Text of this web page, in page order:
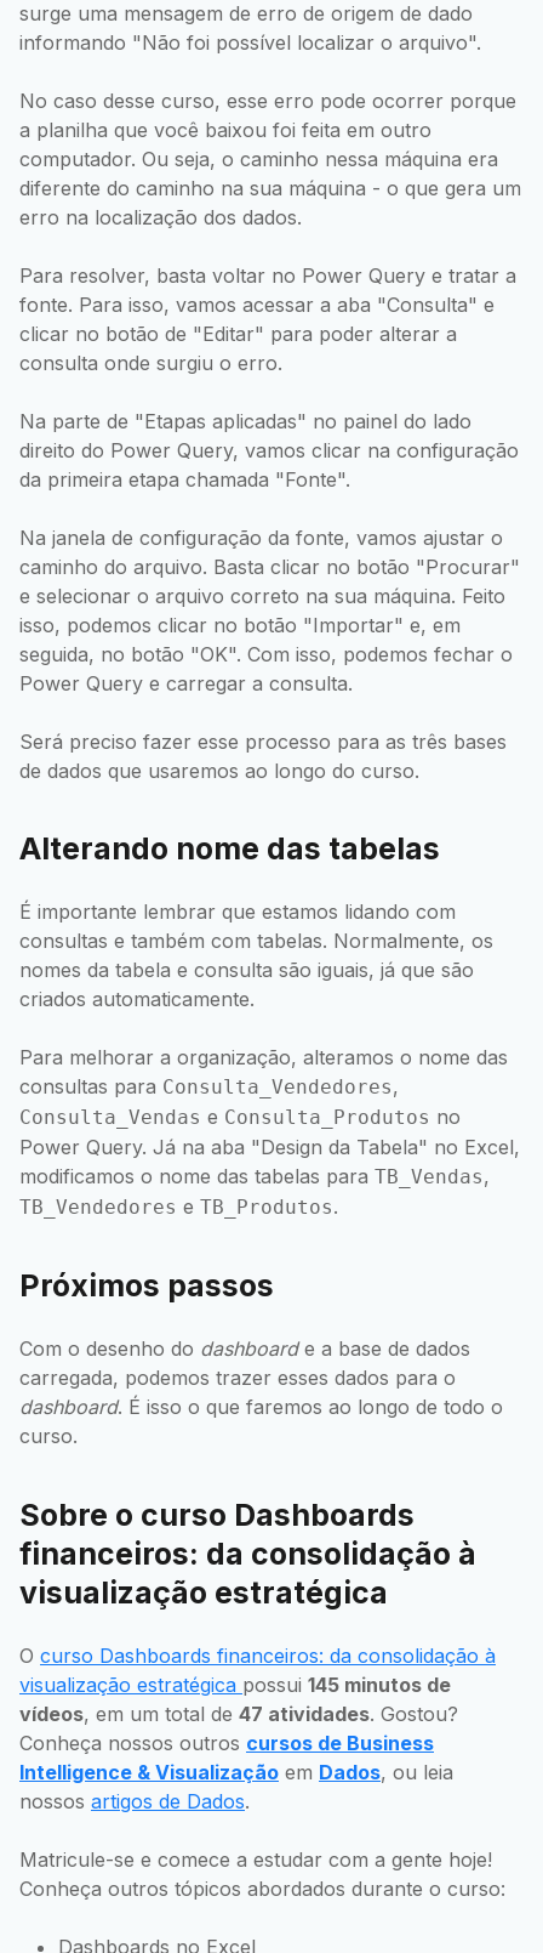
surge uma mensagem de erro de origem de dado
informando "Não foi possível localizar o arquivo".
No caso desse curso, esse erro pode ocorrer porque
a planilha que você baixou foi feita em outro
computador. Ou seja, o caminho nessa máquina era
diferente do caminho na sua máquina - o que gera um
erro na localização dos dados.
Para resolver, basta voltar no Power Query e tratar a
fonte. Para isso, vamos acessar a aba "Consulta" e
clicar no botão de "Editar" para poder alterar a
consulta onde surgiu o erro.
Na parte de "Etapas aplicadas" no painel do lado
direito do Power Query, vamos clicar na configuração
da primeira etapa chamada "Fonte".
Na janela de configuração da fonte, vamos ajustar o
caminho do arquivo. Basta clicar no botão "Procurar"
e selecionar o arquivo correto na sua máquina. Feito
isso, podemos clicar no botão "Importar" e, em
seguida, no botão "OK". Com isso, podemos fechar o
Power Query e carregar a consulta.
Será preciso fazer esse processo para as três bases
de dados que usaremos ao longo do curso.
Alterando nome das tabelas
É importante lembrar que estamos lidando com
consultas e também com tabelas. Normalmente, os
nomes da tabela e consulta são iguais, já que são
criados automaticamente.
Para melhorar a organização, alteramos o nome das
consultas para Consulta_Vendedores,
Consulta_Vendas e Consulta_Produtos no
Power Query. Já na aba "Design da Tabela" no Excel,
modificamos o nome das tabelas para TB_Vendas,
TB_Vendedores e TB_Produtos.
Próximos passos
Com o desenho do dashboarde a base de dados
carregada, podemos trazer esses dados para o
dashboard. É isso o que faremos ao longo de todo o
curso.
Sobre o curso Dashboards
financeiros: da consolidação à
visualização estratégica
O curso Dashboards financeiros: da consolidação à
visualização estratégica possui 145 minutos de
vídeos, em um total de 47 atividades. Gostou?
Conheça nossos outros cursos de Business
Intelligence & Visualização em Dados, ou leia
nossos artigos de Dados.
Matricule-se e comece a estudar com a gente hoje!
Conheça outros tópicos abordados durante o curso:
Dashboards no Excel